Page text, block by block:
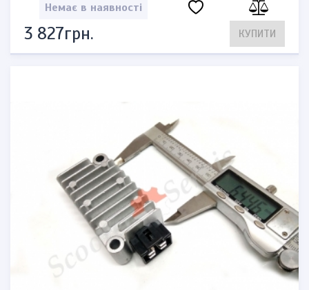
Немає в наявності
3 827грн. КУПИТИ